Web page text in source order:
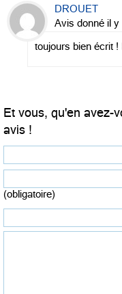
DROUET
Avis donné il y
toujours bien écrit !
Et vous, qu'en avez-
avis !
(obligatoire)